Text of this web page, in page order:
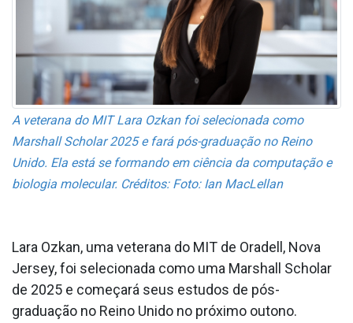
A veterana do MIT Lara Ozkan foi selecionada como
Marshall Scholar 2025 e fará pós-graduação no Reino
Unido. Ela está se formando em ciência da computação e
biologia molecular. Créditos: Foto: Ian MacLellan
Lara Ozkan, uma veterana do MIT de Oradell, Nova
Jersey, foi selecionada como uma Marshall Scholar
de 2025 e começará seus estudos de pós-
graduação no Reino Unido no próximo outono.